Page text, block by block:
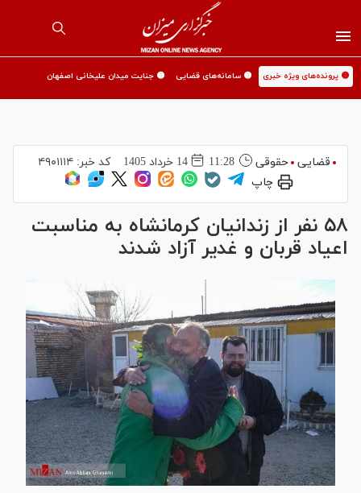
🟡 پرونده‌های ویژه خبری 🟡 سامانه‌های قضایی 🟡 جنایت میدان علیخانی اصفهان
قضایی حقوقی 11:28 14 خرداد 1405 کد خبر: ۴۹۰۱۱۱۴
چاپ
۵۸ نفر از زندانیان کرمانشاه به مناسبت
اعیاد قربان و غدیر آزاد شدند